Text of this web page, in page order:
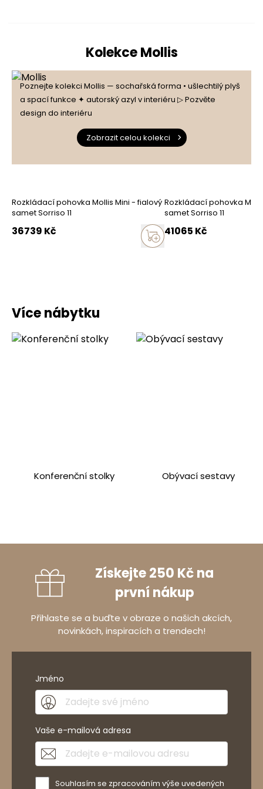
Kolekce Mollis
Poznejte kolekci Mollis — sochařská forma • ušlechtilý plyš
a spací funkce ✦ autorský azyl v interiéru ▷ Pozvěte
design do interiéru
Zobrazit celou kolekci
Rozkládací pohovka Mollis Mini - fialový
samet Sorriso 11
36739 Kč
Rozkládací pohovka
samet Sorriso 11
41065 Kč
Více nábytku
Konferenční stolky Obývací sestavy
Získejte 250 Kč na
první nákup
Přihlaste se a buďte v obraze o našich akcích,
novinkách, inspiracích a trendech!
Jméno
Vaše e-mailová adresa
Souhlasím se zpracováním výše uvedených